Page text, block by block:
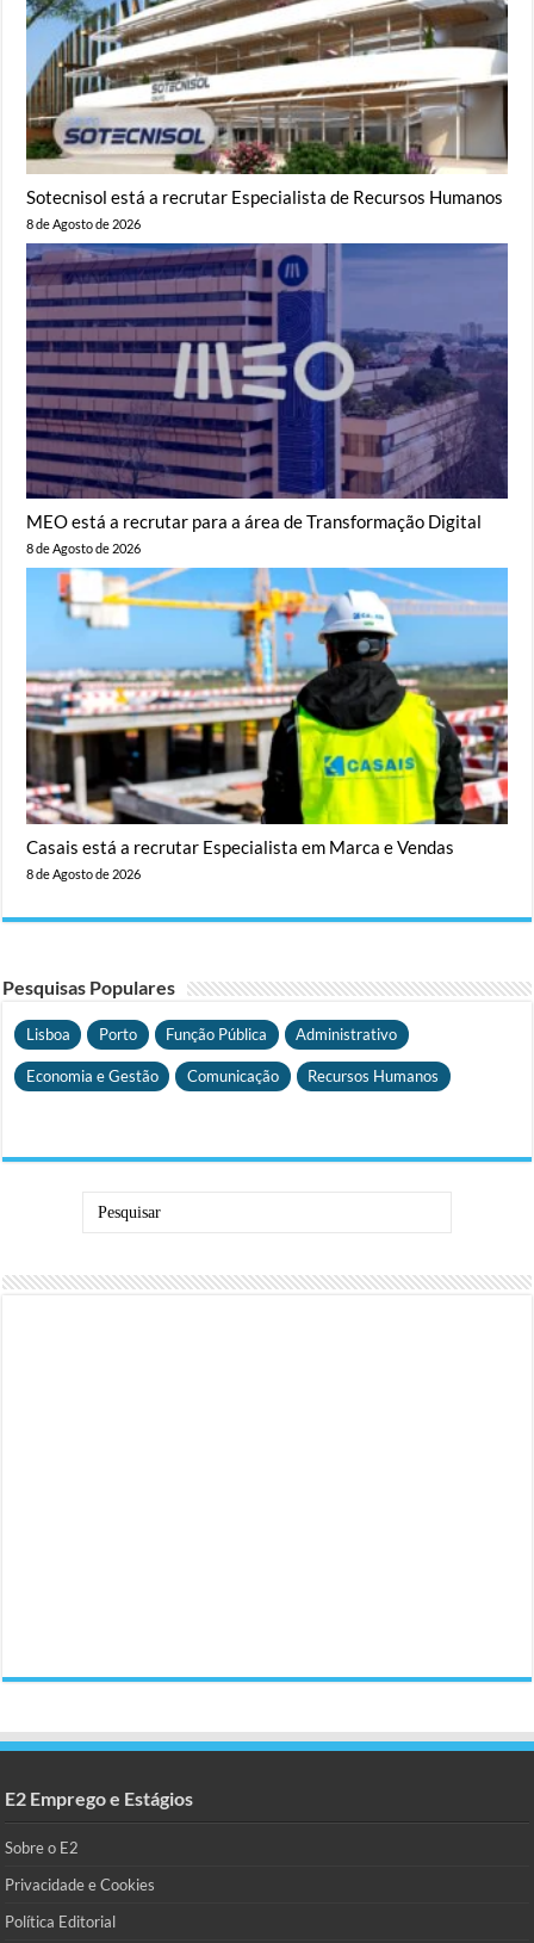
Sotecnisol está a recrutar Especialista de Recursos Humanos
8 de Agosto de 2026
MEO está a recrutar para a área de Transformação Digital
8 de Agosto de 2026
Casais está a recrutar Especialista em Marca e Vendas
8 de Agosto de 2026
Pesquisas Populares
Lisboa Porto Função Pública Administrativo
Economia e Gestão Comunicação Recursos Humanos
E2 Emprego e Estágios
Sobre o E2
Privacidade e Cookies
Política Editorial